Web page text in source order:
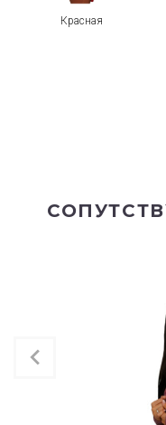
Красная